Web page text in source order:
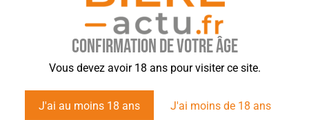
Confirmation de votre âge
Vous devez avoir 18 ans pour visiter ce site.
J'ai au moins 18 ans J'ai moins de 18 ans